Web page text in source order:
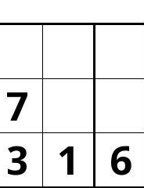
7
3 1 6